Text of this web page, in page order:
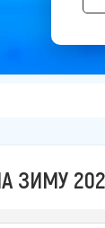
ЗИМУ